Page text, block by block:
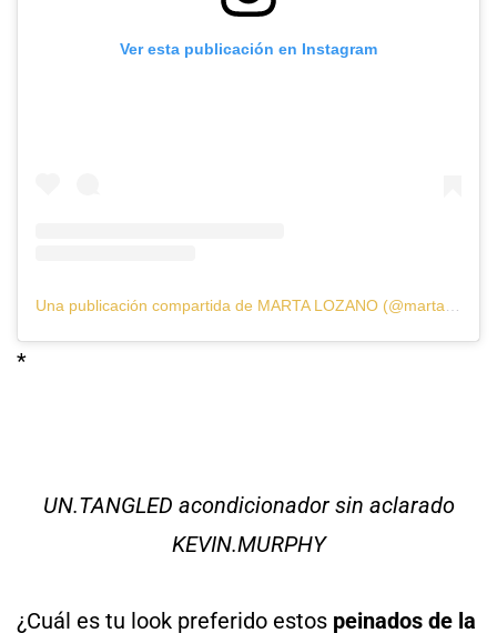
Ver esta publicación en Instagram
*
UN.TANGLED acondicionador sin aclarado
KEVIN.MURPHY
¿Cuál es tu look preferido estos peinados de la